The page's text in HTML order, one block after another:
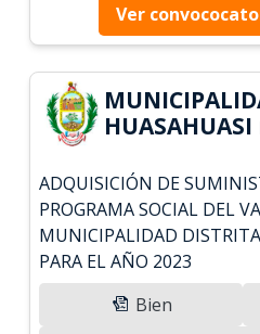
Ver
ADQUISICIÓN DE
PROGRAMA SOCIAL DEL
MUNICIPALIDAD
PARA EL AÑO 2023
Bien